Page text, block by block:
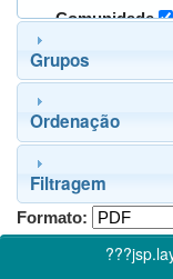
Comunidade
Grupos
Ordenação
Filtragem
Formato: